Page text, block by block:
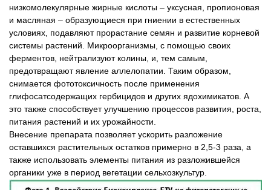
низкомолекулярные жирные кислоты – уксусная, пропионовая
и масляная – образующиеся при гниении в естественных
условиях, подавляют прорастание семян и развитие корневой
системы растений. Микроорганизмы, с помощью своих
ферментов, нейтрализуют колины, и, тем самым,
предотвращают явление аллелопатии. Таким образом,
снимается фототоксичность после применения
глифосатсодержащих гербицидов и других ядохимикатов. А
это также способствует улучшению процессов развития, роста,
питания растений и их урожайности.
Внесение препарата позволяет ускорить разложение
оставшихся растительных остатков примерно в 2,5-3 раза, а
также использовать элементы питания из разложившейся
органики уже в период вегетации сельхозкультур.